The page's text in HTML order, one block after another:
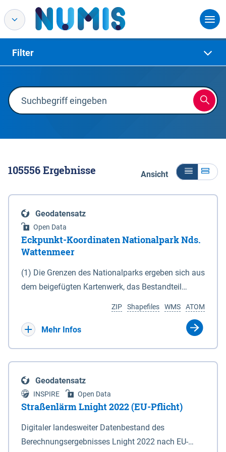
Filter
105556Ergebnisse Ansicht
Geodatensatz
Open Data
Eckpunkt-Koordinaten Nationalpark Nds.
Wattenmeer
(1) Die Grenzen des Nationalparks ergeben sich aus
dem beigefügten Kartenwerk, das Bestandteil
(DTK) im Maßstab 1 : 100 000 (Anlage 2), 2.
verkleinerte Amtliche Karte 1 : 5 000 (AK5) im
projizierte Koordinaten im Europäischen
Terrestrischen Referenzsystem 1989 (ETRS 89) mit
der Universalen Transversalen Mercator-Abbildung
bezogen auf die Zone 32 N (UTM 32N) dargestellt
(Anlage 4); Gleiches gilt für die geografischen
ATOM
WMS
Shapefiles
ZIP
Mehr Infos
Geodatensatz
INSPIRE Open Data
Straßenlärm Lnight 2022 (EU-Pflicht)
Digitaler landesweiter Datenbestand des
Berechnungsergebnisses Lnight 2022 nach EU-